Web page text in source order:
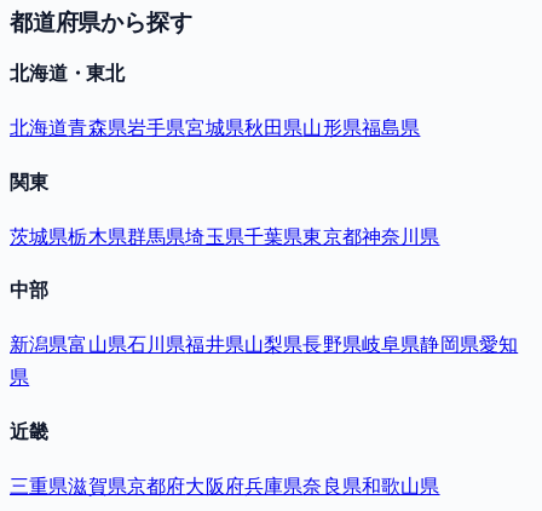
都道府県から探す
北海道・東北
北海道青森県岩手県宮城県秋田県山形県福島県
関東
茨城県栃木県群馬県埼玉県千葉県東京都神奈川県
中部
新潟県富山県石川県福井県山梨県長野県岐阜県静岡県愛知
県
近畿
三重県滋賀県京都府大阪府兵庫県奈良県和歌山県